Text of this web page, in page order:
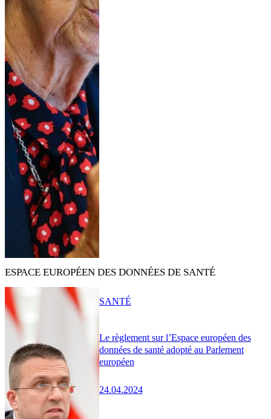
ESPACE EUROPÉEN DES DONNÉES DE SANTÉ
Le règlement sur l’Espace européen des
données de santé adopté au Parlement
européen
24.04.2024
SANTÉ